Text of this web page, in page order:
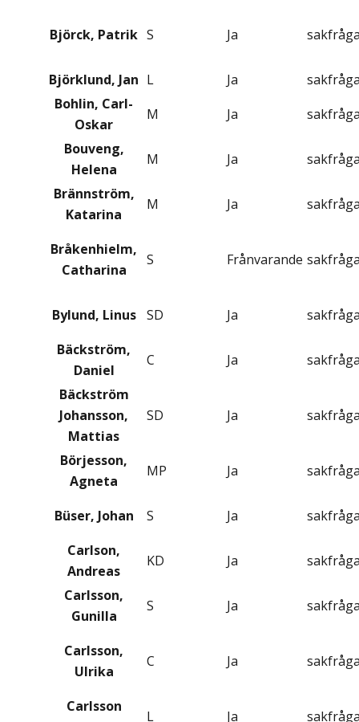
Björck, Patrik S Ja
Björklund, Jan L Ja
Bohlin, Carl-
Oskar
M Ja
Bouveng,
Helena
M Ja
Brännström,
Katarina
M Ja
Bråkenhielm,
Catharina
S Frånvarande
Bylund, Linus SD Ja
Bäckström,
Daniel
C Ja
Bäckström
Johansson,
Mattias
SD Ja
Börjesson,
Agneta
MP Ja
Büser, Johan S Ja
Carlson,
Andreas
KD Ja
Carlsson,
Gunilla
S Ja
Carlsson,
Ulrika
C Ja
Carlsson
L Ja